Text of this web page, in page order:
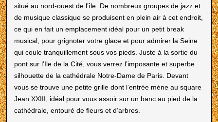
situé au nord-ouest de l’île. De nombreux groupes de jazz et
de musique classique se produisent en plein air à cet endroit,
ce qui en fait un emplacement idéal pour un petit break
musical, pour grignoter votre glace et pour admirer la Seine
qui coule tranquillement sous vos pieds. Juste à la sortie du
pont sur l’Ile de la Cité, vous verrez l’imposante et superbe
silhouette de la cathédrale Notre-Dame de Paris. Devant
vous se trouve une petite grille dont l’entrée mène au square
Jean XXIII, idéal pour vous assoir sur un banc au pied de la
cathédrale, entouré de fleurs et d’arbres.